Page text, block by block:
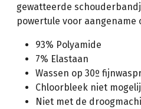
gewatteerde
powertule voor aangename
93% Polyamide
7% Elastaan
Wassen op 30º
Chloorbleek niet
Niet met de